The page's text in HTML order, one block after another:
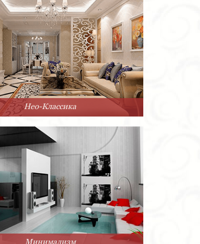
Нео-Классика
Минимализм